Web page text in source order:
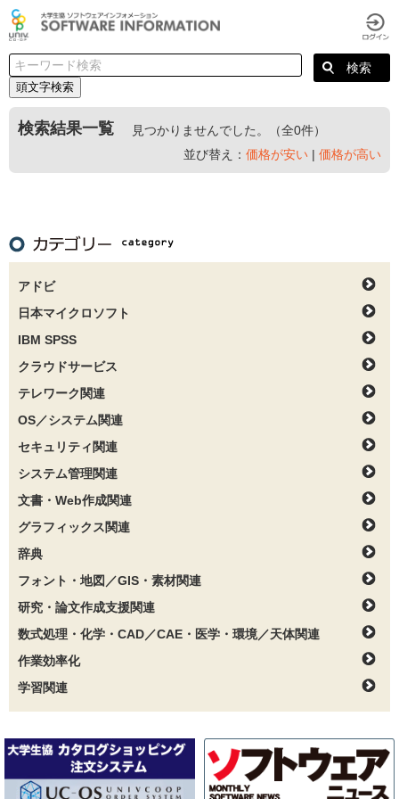
頭文字検索
検索結果一覧
見つかりませんでした。（全0件）
並び替え： 価格が安い | 価格が高い
アドビ
日本マイクロソフト
IBM SPSS
クラウドサービス
テレワーク関連
OS／システム関連
セキュリティ関連
システム管理関連
文書・Web作成関連
グラフィックス関連
辞典
フォント・地図／GIS・素材関連
研究・論文作成支援関連
数式処理・化学・CAD／CAE・医学・環境／天体関連
作業効率化
学習関連